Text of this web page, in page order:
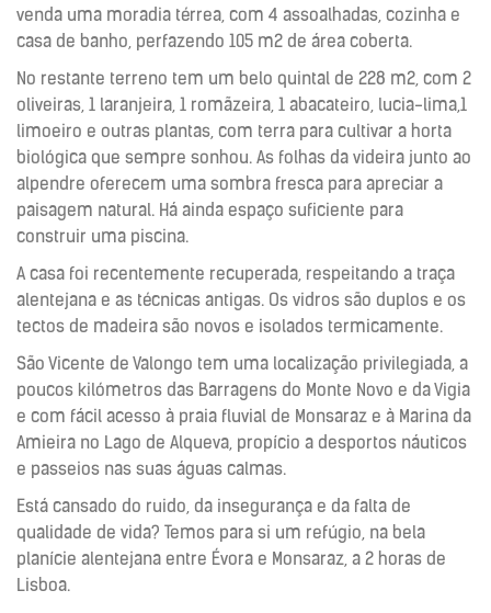
venda uma moradia térrea, com 4 assoalhadas, cozinha e
casa de banho, perfazendo 105 m2 de área coberta.
No restante terreno tem um belo quintal de 228 m2, com 2
oliveiras, 1 laranjeira, 1 romãzeira, 1 abacateiro, lucia-lima,1
limoeiro e outras plantas, com terra para cultivar a horta
biológica que sempre sonhou. As folhas da videira junto ao
alpendre oferecem uma sombra fresca para apreciar a
paisagem natural. Há ainda espaço suficiente para
construir uma piscina.
A casa foi recentemente recuperada, respeitando a traça
alentejana e as técnicas antigas. Os vidros são duplos e os
tectos de madeira são novos e isolados termicamente.
São Vicente de Valongo tem uma localização privilegiada, a
poucos kilómetros das Barragens do Monte Novo e da Vigia
e com fácil acesso à praia fluvial de Monsaraz e à Marina da
Amieira no Lago de Alqueva, propício a desportos náuticos
e passeios nas suas águas calmas.
Está cansado do ruido, da insegurança e da falta de
qualidade de vida? Temos para si um refúgio, na bela
planície alentejana entre Évora e Monsaraz, a 2 horas de
Lisboa.